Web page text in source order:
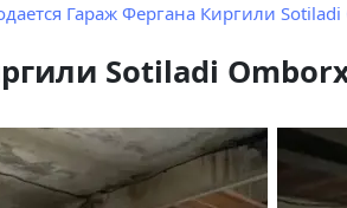
Гараж Фергана Киргили Sotiladi
Sotiladi